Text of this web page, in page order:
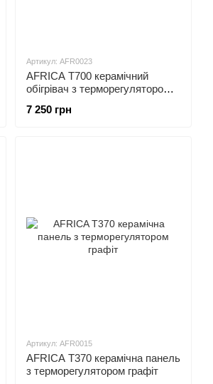
Артикул: AFR0023
AFRICA T700 керамічний
обігрівач з терморегулятором
7 250 грн
Артикул: AFR0015
АFRICA T370 керамічна панель
з терморегулятором графіт